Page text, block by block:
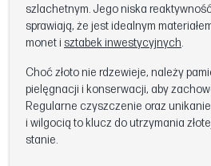
szlachetnym. Jego niska
sprawiają, że jest idealnym
monet i sztabek inwestycyjnych.
Choć złoto nie rdzewieje, należy
pielęgnacji i konserwacji, aby
Regularne czyszczenie oraz
i wilgocią to klucz do utrzymania
stanie.